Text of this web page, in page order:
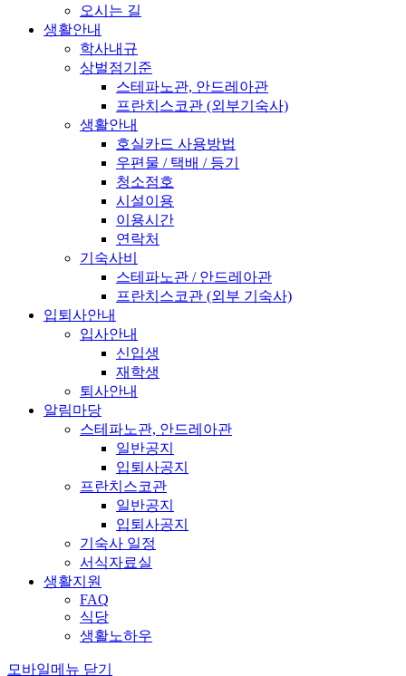
오시는 길
생활안내
학사내규
상벌점기준
스테파노관, 안드레아관
프란치스코관 (외부기숙사)
생활안내
호실카드 사용방법
우편물 / 택배 / 등기
청소점호
시설이용
이용시간
연락처
기숙사비
스테파노관 / 안드레아관
프란치스코관 (외부 기숙사)
입퇴사안내
입사안내
신입생
재학생
퇴사안내
알림마당
스테파노관, 안드레아관
일반공지
입퇴사공지
프란치스코관
일반공지
입퇴사공지
기숙사 일정
서식자료실
생활지원
FAQ
식당
생활노하우
모바일메뉴 닫기